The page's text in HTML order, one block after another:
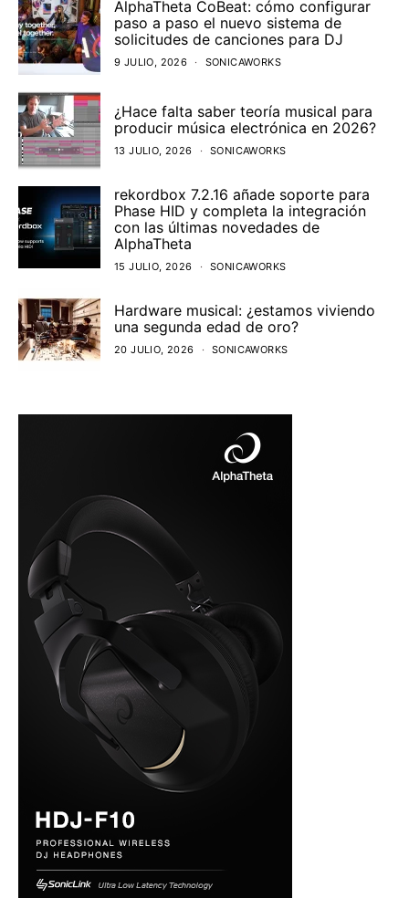
AlphaTheta CoBeat: cómo configurar
paso a paso el nuevo sistema de
solicitudes de canciones para DJ
9 JULIO, 2026 SONICAWORKS
¿Hace falta saber teoría musical para
producir música electrónica en 2026?
13 JULIO, 2026 SONICAWORKS
rekordbox 7.2.16 añade soporte para
Phase HID y completa la integración
con las últimas novedades de
AlphaTheta
15 JULIO, 2026 SONICAWORKS
Hardware musical: ¿estamos viviendo
una segunda edad de oro?
20 JULIO, 2026 SONICAWORKS